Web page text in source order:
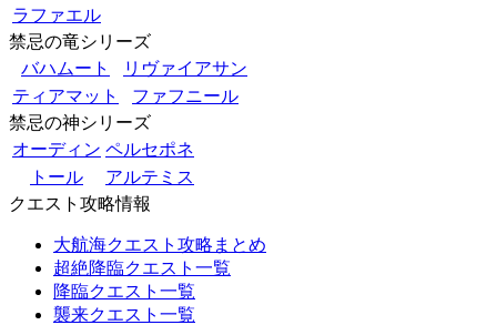
ラファエル
禁忌の竜シリーズ
バハムート
リヴァイアサン
ティアマット
ファフニール
禁忌の神シリーズ
オーディン ペルセポネ
トール
アルテミス
クエスト攻略情報
大航海クエスト攻略まとめ
超絶降臨クエスト一覧
降臨クエスト一覧
襲来クエスト一覧